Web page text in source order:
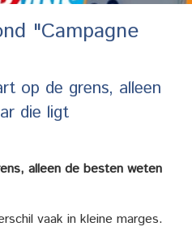
"Campagne
op de grens, alleen
die ligt
alleen de besten weten
vaak in kleine marges.